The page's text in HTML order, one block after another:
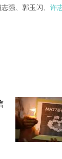
强、郭玉闪、 许